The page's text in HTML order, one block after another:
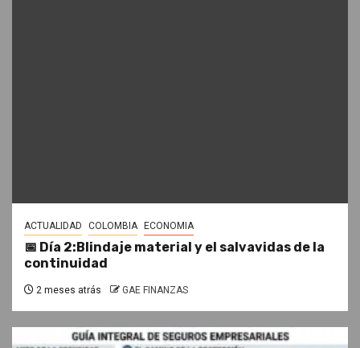
ACTUALIDAD COLOMBIA ECONOMIA
📅 Día 2:Blindaje material y el salvavidas de la
continuidad
2 meses atrás GAE FINANZAS